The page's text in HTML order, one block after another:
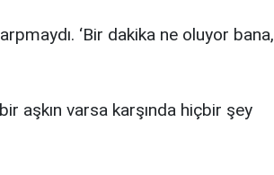
‘Bir dakika ne oluyor bana,
aşkın varsa karşında hiçbir şey